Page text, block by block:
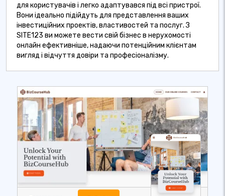
для користувачів і легко адаптувався під всі пристрої.
Вони ідеально підійдуть для представлення ваших
інвестиційних проектів, властивостей та послуг. З
SITE123 ви можете вести свій бізнес в нерухомості
онлайн ефективніше, надаючи потенційним клієнтам
вигляд і відчуття довіри та професіоналізму.